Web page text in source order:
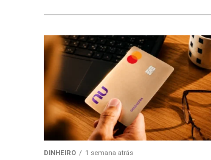
DINHEIRO 1 semana atrás